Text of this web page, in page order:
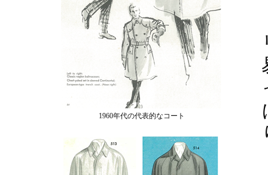
1960年代の代表的なコート